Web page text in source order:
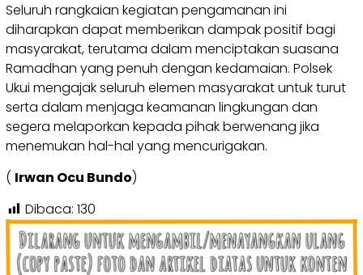
Seluruh rangkaian kegiatan pengamanan ini
diharapkan dapat memberikan dampak positif bagi
masyarakat, terutama dalam menciptakan suasana
Ramadhan yang penuh dengan kedamaian. Polsek
Ukui mengajak seluruh elemen masyarakat untuk turut
serta dalam menjaga keamanan lingkungan dan
segera melaporkan kepada pihak berwenang jika
menemukan hal-hal yang mencurigakan.
( Irwan Ocu Bundo)
Dibaca: 130